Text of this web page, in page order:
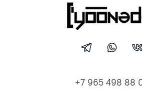
+7 965 498 88